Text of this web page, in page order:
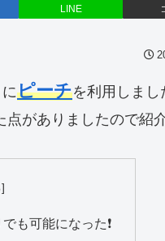
LINE
ピーチを利用しま
がありましたので紹介
も可能になった❗️